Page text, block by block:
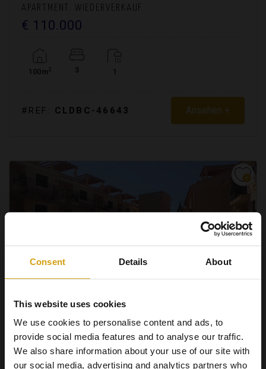
Consent Details About
This website uses cookies
We use cookies to personalise content and ads, to
provide social media features and to analyse our traffic.
We also share information about your use of our site with
our social media, advertising and analytics partners who
APARTMENT. WIEDERVERKAUF
€ 110.000
100m2 3 1
#REF: CLDBC-46643 Ansehen +
ÁGUILAS. COSTA CÁLIDA
APARTMENT. NEUBAU
€ 110.000